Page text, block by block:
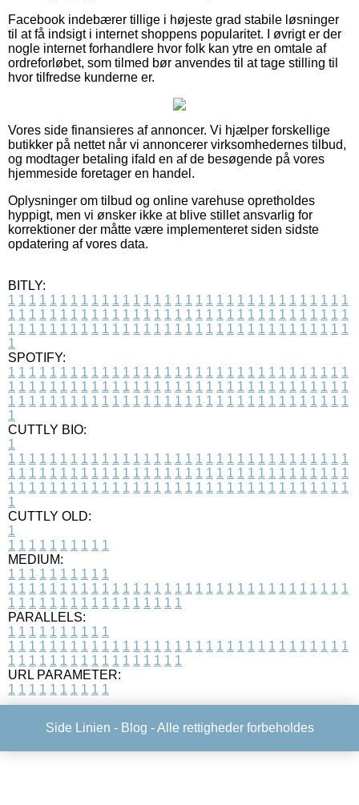
Facebook indebærer tillige i højeste grad stabile løsninger
til at få indsigt i internet shoppens popularitet. I øvrigt er der
nogle internet forhandlere hvor folk kan ytre en omtale af
ordreforløbet, som tilmed bør anvendes til at tage stilling til
hvor tilfredse kunderne er.
Vores side finansieres af annoncer. Vi hjælper forskellige
butikker på nettet når vi annoncerer virksomhedernes tilbud,
og modtager betaling ifald en af de besøgende på vores
hjemmeside foretager en handel.
Oplysninger om tilbud og online varehuse opretholdes
hyppigt, men vi ønsker ikke at blive stillet ansvarlig for
korrektioner der måtte være implementeret siden sidste
opdatering af vores data.
BITLY:
1 1 1 1 1 1 1 1 1 1 1 1 1 1 1 1 1 1 1 1 1 1 1 1 1 1 1 1 1 1 1 1 1
1 1 1 1 1 1 1 1 1 1 1 1 1 1 1 1 1 1 1 1 1 1 1 1 1 1 1 1 1 1 1 1 1
1 1 1 1 1 1 1 1 1 1 1 1 1 1 1 1 1 1 1 1 1 1 1 1 1 1 1 1 1 1 1 1 1
1
SPOTIFY:
1 1 1 1 1 1 1 1 1 1 1 1 1 1 1 1 1 1 1 1 1 1 1 1 1 1 1 1 1 1 1 1 1
1 1 1 1 1 1 1 1 1 1 1 1 1 1 1 1 1 1 1 1 1 1 1 1 1 1 1 1 1 1 1 1 1
1 1 1 1 1 1 1 1 1 1 1 1 1 1 1 1 1 1 1 1 1 1 1 1 1 1 1 1 1 1 1 1 1
1
CUTTLY BIO:
1
1 1 1 1 1 1 1 1 1 1 1 1 1 1 1 1 1 1 1 1 1 1 1 1 1 1 1 1 1 1 1 1 1
1 1 1 1 1 1 1 1 1 1 1 1 1 1 1 1 1 1 1 1 1 1 1 1 1 1 1 1 1 1 1 1 1
1 1 1 1 1 1 1 1 1 1 1 1 1 1 1 1 1 1 1 1 1 1 1 1 1 1 1 1 1 1 1 1 1
1
CUTTLY OLD:
1
1 1 1 1 1 1 1 1 1 1
MEDIUM:
1 1 1 1 1 1 1 1 1 1
1 1 1 1 1 1 1 1 1 1 1 1 1 1 1 1 1 1 1 1 1 1 1 1 1 1 1 1 1 1 1 1 1
1 1 1 1 1 1 1 1 1 1 1 1 1 1 1 1 1
PARALLELS:
1 1 1 1 1 1 1 1 1 1
1 1 1 1 1 1 1 1 1 1 1 1 1 1 1 1 1 1 1 1 1 1 1 1 1 1 1 1 1 1 1 1 1
1 1 1 1 1 1 1 1 1 1 1 1 1 1 1 1 1
URL PARAMETER:
1 1 1 1 1 1 1 1 1 1
Side Linien - Blog - Alle rettigheder forbeholdes